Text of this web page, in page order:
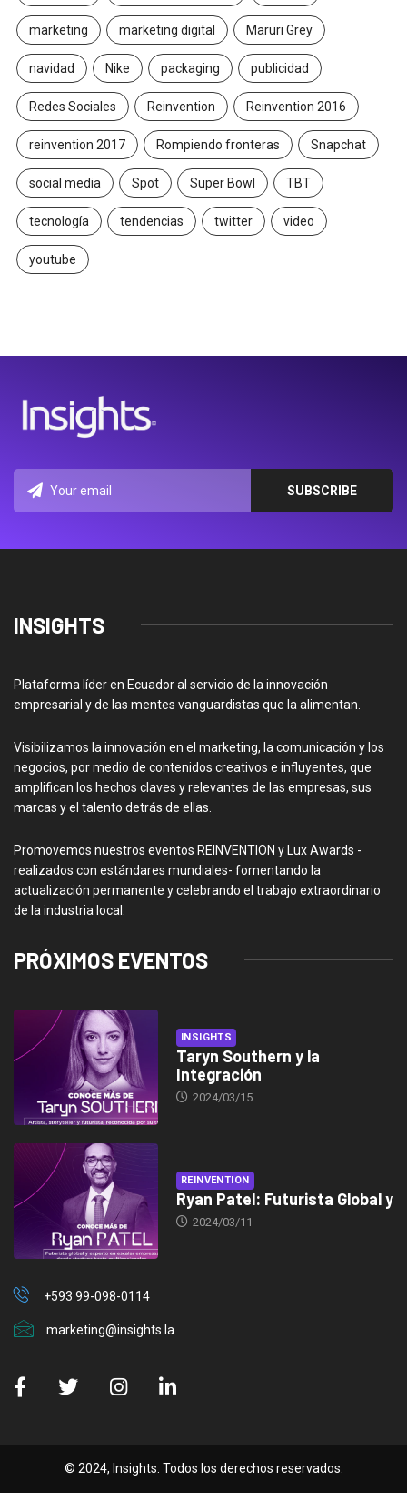
marketing marketing digital Maruri Grey
navidad Nike packaging publicidad
Redes Sociales Reinvention Reinvention 2016
reinvention 2017 Rompiendo fronteras Snapchat
social media Spot Super Bowl TBT
tecnología tendencias twitter video
youtube
INSIGHTS
Plataforma líder en Ecuador al servicio de la innovación
empresarial y de las mentes vanguardistas que la alimentan.
Visibilizamos la innovación en el marketing, la comunicación y los
negocios, por medio de contenidos creativos e influyentes, que
amplifican los hechos claves y relevantes de las empresas, sus
marcas y el talento detrás de ellas.
Promovemos nuestros eventos REINVENTION y Lux Awards -
realizados con estándares mundiales- fomentando la
actualización permanente y celebrando el trabajo extraordinario
de la industria local.
PRÓXIMOS EVENTOS
INSIGHTS
Taryn Southern y la
Integración
2024/03/15
REINVENTION
Ryan Patel: Futurista Global y
2024/03/11
+593 99-098-0114
marketing@insights.la
© 2024, Insights. Todos los derechos reservados.